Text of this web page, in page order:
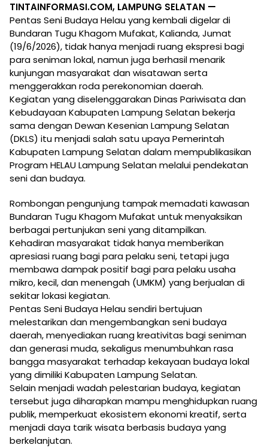
TINTAINFORMASI.COM, LAMPUNG SELATAN —
Pentas Seni Budaya Helau yang kembali digelar di
Bundaran Tugu Khagom Mufakat, Kalianda, Jumat
(19/6/2026), tidak hanya menjadi ruang ekspresi bagi
para seniman lokal, namun juga berhasil menarik
kunjungan masyarakat dan wisatawan serta
menggerakkan roda perekonomian daerah.
Kegiatan yang diselenggarakan Dinas Pariwisata dan
Kebudayaan Kabupaten Lampung Selatan bekerja
sama dengan Dewan Kesenian Lampung Selatan
(DKLS) itu menjadi salah satu upaya Pemerintah
Kabupaten Lampung Selatan dalam mempublikasikan
Program HELAU Lampung Selatan melalui pendekatan
seni dan budaya.
Rombongan pengunjung tampak memadati kawasan
Bundaran Tugu Khagom Mufakat untuk menyaksikan
berbagai pertunjukan seni yang ditampilkan.
Kehadiran masyarakat tidak hanya memberikan
apresiasi ruang bagi para pelaku seni, tetapi juga
membawa dampak positif bagi para pelaku usaha
mikro, kecil, dan menengah (UMKM) yang berjualan di
sekitar lokasi kegiatan.
Pentas Seni Budaya Helau sendiri bertujuan
melestarikan dan mengembangkan seni budaya
daerah, menyediakan ruang kreativitas bagi seniman
dan generasi muda, sekaligus menumbuhkan rasa
bangga masyarakat terhadap kekayaan budaya lokal
yang dimiliki Kabupaten Lampung Selatan.
Selain menjadi wadah pelestarian budaya, kegiatan
tersebut juga diharapkan mampu menghidupkan ruang
publik, memperkuat ekosistem ekonomi kreatif, serta
menjadi daya tarik wisata berbasis budaya yang
berkelanjutan.